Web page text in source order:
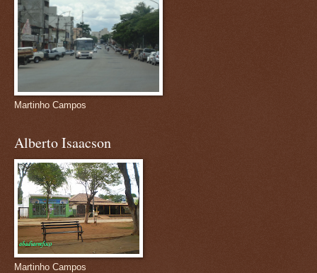
Martinho Campos
Alberto Isaacson
Martinho Campos